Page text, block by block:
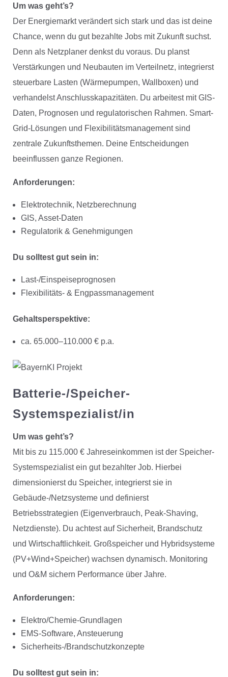
Um was geht’s?
Der Energiemarkt verändert sich stark und das ist deine
Chance, wenn du gut bezahlte Jobs mit Zukunft suchst.
Denn als Netzplaner denkst du voraus. Du planst
Verstärkungen und Neubauten im Verteilnetz, integrierst
steuerbare Lasten (Wärmepumpen, Wallboxen) und
verhandelst Anschlusskapazitäten. Du arbeitest mit GIS-
Daten, Prognosen und regulatorischen Rahmen. Smart-
Grid-Lösungen und Flexibilitätsmanagement sind
zentrale Zukunftsthemen. Deine Entscheidungen
beeinflussen ganze Regionen.
Anforderungen:
Elektrotechnik, Netzberechnung
GIS, Asset-Daten
Regulatorik & Genehmigungen
Du solltest gut sein in:
Last-/Einspeiseprognosen
Flexibilitäts- & Engpassmanagement
Gehaltsperspektive:
ca. 65.000–110.000 € p.a.
Batterie-/Speicher-
Systemspezialist/in
Um was geht’s?
Mit bis zu 115.000 € Jahreseinkommen ist der Speicher-
Systemspezialist ein gut bezahlter Job. Hierbei
dimensionierst du Speicher, integrierst sie in
Gebäude-/Netzsysteme und definierst
Betriebsstrategien (Eigenverbrauch, Peak-Shaving,
Netzdienste). Du achtest auf Sicherheit, Brandschutz
und Wirtschaftlichkeit. Großspeicher und Hybridsysteme
(PV+Wind+Speicher) wachsen dynamisch. Monitoring
und O&M sichern Performance über Jahre.
Anforderungen:
Elektro/Chemie-Grundlagen
EMS-Software, Ansteuerung
Sicherheits-/Brandschutzkonzepte
Du solltest gut sein in: